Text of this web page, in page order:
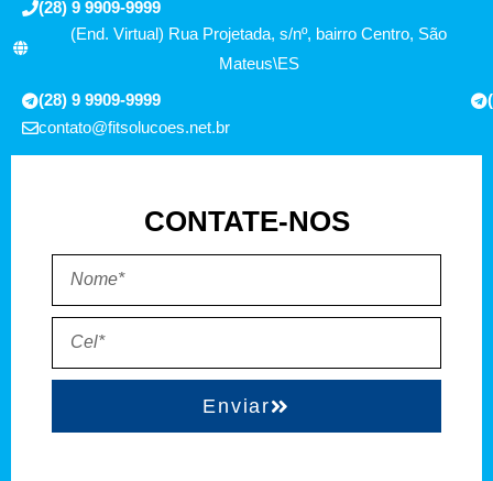
(28) 9 9909-9999
(End. Virtual) Rua Projetada, s/nº, bairro Centro, São
Mateus\ES
(28) 9 9909-9999
contato@fitsolucoes.net.br
CONTATE-NOS
Enviar